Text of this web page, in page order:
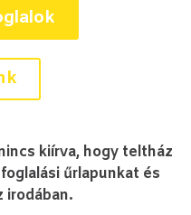
kiírva, hogy teltház
űrlapunkat és
irodában.